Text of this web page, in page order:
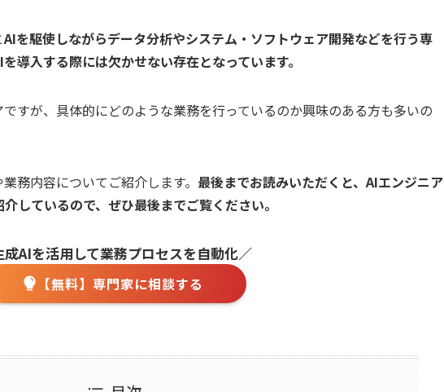
AIを駆使しながらデータ分析やシステム・ソフトウェア開発などを行う専
導入する際には欠かせない存在となっています。
すが、具体的にどのような業務を行っているのか興味のある方も多いの
務内容についてご紹介します。 最後までお読みいただくと、AIエンジニア
しているので、ぜひ最後までご覧ください。
成AIを活用して業務プロセスを自動化／
【無料】専門家に相談する